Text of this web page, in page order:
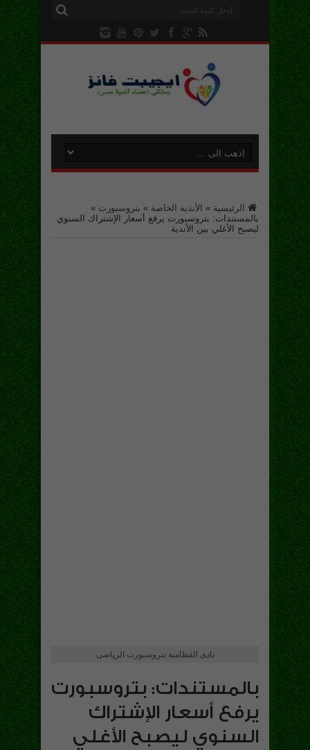
الرئيسية » الأندية الخاصة » بتروسبورت »
بالمستندات: بتروسبورت يرفع أسعار الإشتراك السنوي
ليصبح الأغلي بين الأندية
نادى القطامية بتروسبورت الرياضى
بالمستندات: بتروسبورت
يرفع أسعار الإشتراك
السنوي ليصبح الأغلي